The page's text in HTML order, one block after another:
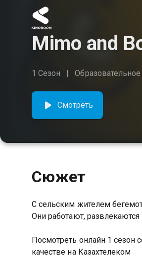
Mimo and
1 Сезон Образовательное
Смотреть
Сюжет
С сельским жителем
Они работают,
Посмотреть онлайн 1 сезон
качестве на Казахтелеком